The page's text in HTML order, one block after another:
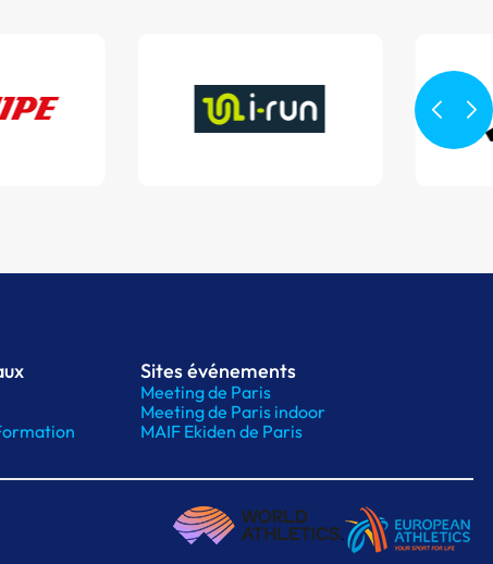
Sites événements
Meeting de Paris
Meeting de Paris indoor
MAIF Ekiden de Paris